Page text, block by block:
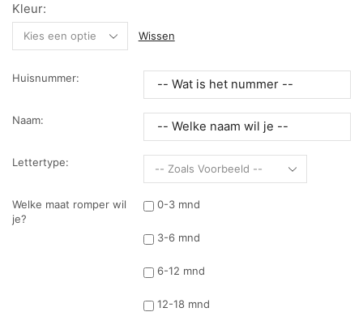
Kleur:
Wissen
Huisnummer:
Naam:
Lettertype:
Welke maat romper wil
je?
0-3 mnd
3-6 mnd
6-12 mnd
12-18 mnd